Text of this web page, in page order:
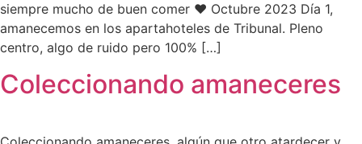
siempre mucho de buen comer ❤️ Octubre 2023 Día 1,
amanecemos en los apartahoteles de Tribunal. Pleno
centro, algo de ruido pero 100% […]
Coleccionando amaneceres